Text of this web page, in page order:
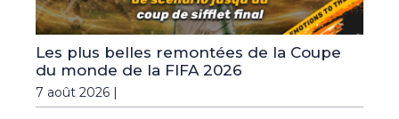
Les plus belles remontées de la Coupe
du monde de la FIFA 2026
7 août 2026 |